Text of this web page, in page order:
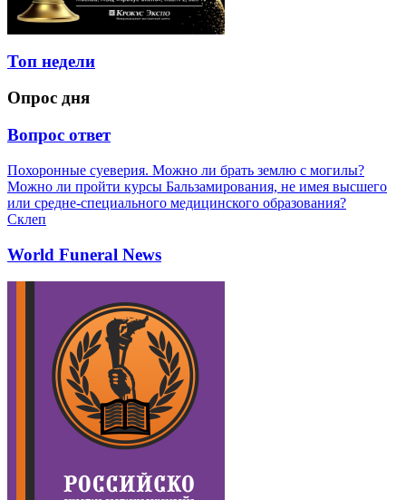
Топ недели
Опрос дня
Вопрос ответ
Похоронные суеверия. Можно ли брать землю с могилы?
Можно ли пройти курсы Бальзамирования, не имея высшего
или средне-специального медицинского образования?
Склеп
World Funeral News